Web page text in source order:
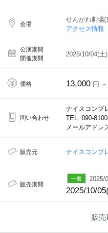
会場
せんがわ劇場
アクセス情報
公演期間
開催期間
2025/10/04(土)
価格 13,000 円 ～
問い合わせ
ナイスコンプ
TEL: 090-
メールアドレ
販売元 ナイスコンプ
販売期間
2025/
2025/10/
販売